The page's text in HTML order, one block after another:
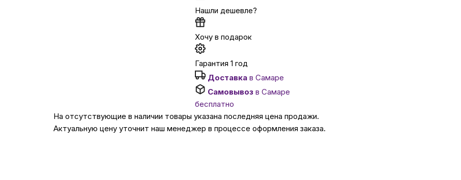
Умный дом и безопасность
Автомобильные аксессуары
Сервисный центр Apple в Самаре
Подарочные сертификаты
Нашли дешевле?
Хочу в подарок
Гарантия 1 год
Доставка в Самаре
Самовывоз в Самаре
бесплатно
На отсутствующие в наличии товары указана последняя цена продажи.
Актуальную цену уточнит наш менеджер в процессе оформления заказа.